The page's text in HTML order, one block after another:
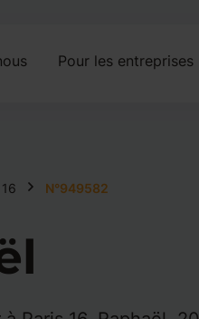
Pour les entreprises
N°949582